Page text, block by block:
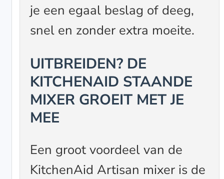
je een egaal beslag of deeg,
snel en zonder extra moeite.
UITBREIDEN? DE
KITCHENAID STAANDE
MIXER GROEIT MET JE
MEE
Een groot voordeel van de
KitchenAid Artisan mixer is de